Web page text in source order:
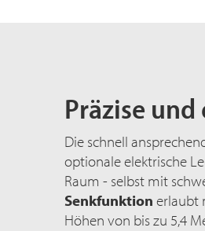
Präzise
Die schnell
optionale elektrische
Raum - selbst mit
Senkfunktion erlaubt
Höhen von bis zu 5,4